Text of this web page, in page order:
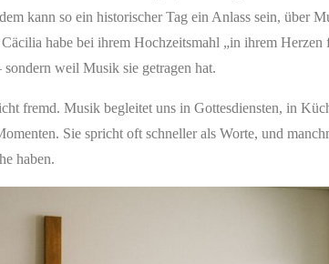
kann so ein historischer Tag ein Anlass sein, über
habe bei ihrem Hochzeitsmahl „in ihrem
weil Musik sie getragen hat.
fremd. Musik begleitet uns in Gottesdiensten, in
Sie spricht oft schneller als Worte, und
haben.